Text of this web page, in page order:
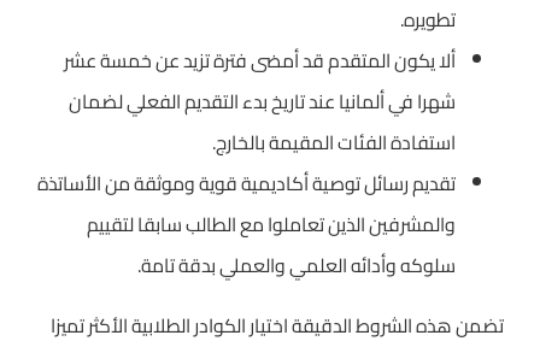
تطويره.
ألا يكون المتقدم قد أمضى فترة تزيد عن خمسة عشر
شهرا في ألمانيا عند تاريخ بدء التقديم الفعلي لضمان
استفادة الفئات المقيمة بالخارج.
تقديم رسائل توصية أكاديمية قوية وموثقة من الأساتذة
والمشرفين الذين تعاملوا مع الطالب سابقا لتقييم
سلوكه وأدائه العلمي والعملي بدقة تامة.
تضمن هذه الشروط الدقيقة اختيار الكوادر الطلابية الأكثر تميزا